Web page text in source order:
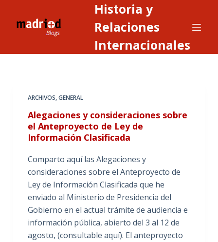
Historia y
Relaciones
Internacionales
ARCHIVOS,GENERAL
Alegaciones y consideraciones sobre
el Anteproyecto de Ley de
Información Clasificada
Comparto aquí las Alegaciones y
consideraciones sobre el Anteproyecto de
Ley de Información Clasificada que he
enviado al Ministerio de Presidencia del
Gobierno en el actual trámite de audiencia e
información pública, abierto del 3 al 12 de
agosto, (consultable aquí). El anteproyecto